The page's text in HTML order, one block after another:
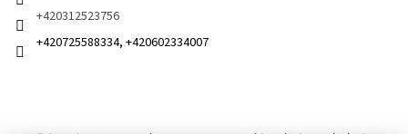
+420312523756
+420725588334, +420602334007